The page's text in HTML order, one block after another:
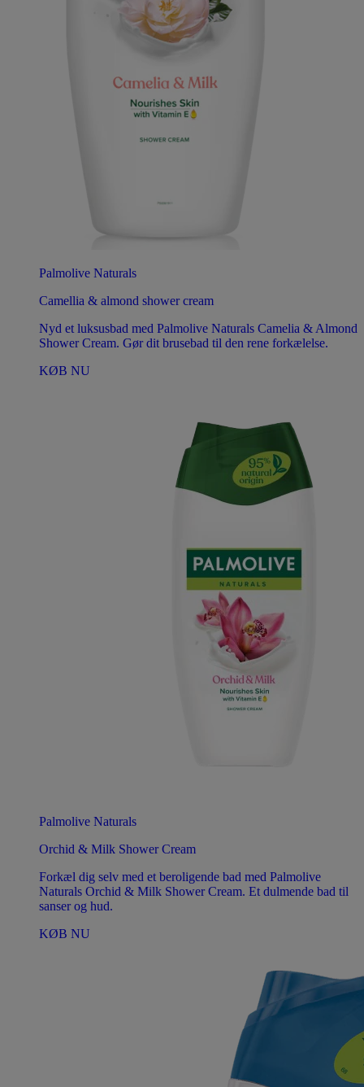
Palmolive Naturals
Camellia & almond shower cream
Nyd et luksusbad med Palmolive Naturals Camelia & Almond
Shower Cream. Gør dit brusebad til den rene forkælelse.
KØB NU
Palmolive Naturals
Orchid & Milk Shower Cream
Forkæl dig selv med et beroligende bad med Palmolive
Naturals Orchid & Milk Shower Cream. Et dulmende bad til
sanser og hud.
KØB NU